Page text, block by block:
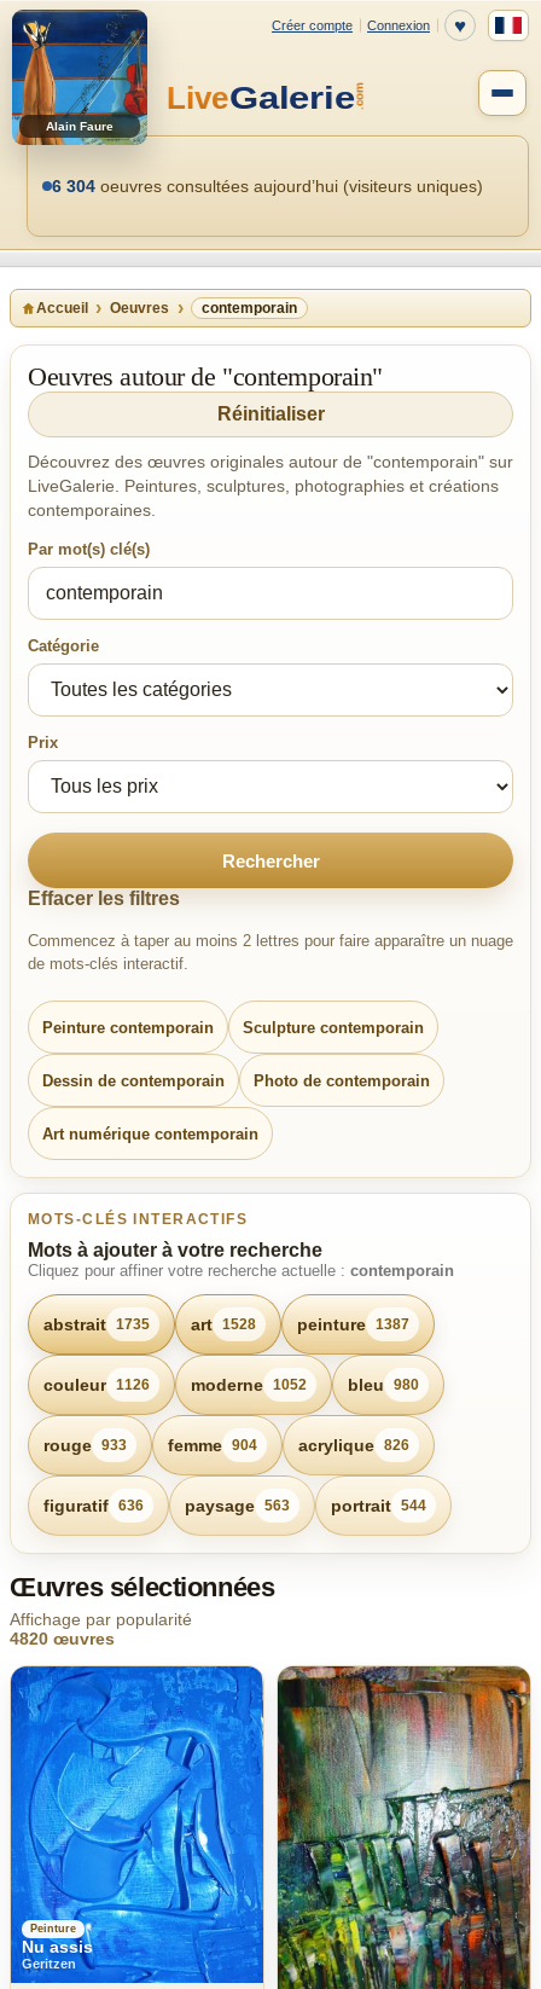
Alain Faure
6 304 oeuvres consultées aujourd’hui (visiteurs uniques)
Accueil Oeuvres contemporain
Oeuvres autour de "contemporain"
Réinitialiser
Découvrez des œuvres originales autour de "contemporain" sur
LiveGalerie. Peintures, sculptures, photographies et créations
contemporaines.
Par mot(s) clé(s)
Catégorie
Prix
Rechercher
Effacer les filtres
Commencez à taper au moins 2 lettres pour faire apparaître un nuage
de mots-clés interactif.
Peinture contemporain Sculpture contemporain
Dessin de contemporain Photo de contemporain
Art numérique contemporain
MOTS-CLÉS INTERACTIFS
Mots à ajouter à votre recherche
Cliquez pour affiner votre recherche actuelle : contemporain
abstrait 1735 art 1528 peinture 1387
couleur 1126 moderne 1052 bleu 980
rouge 933 femme 904 acrylique 826
figuratif 636 paysage 563 portrait 544
Œuvres sélectionnées
Affichage par popularité
4820 œuvres
Peinture
Nu assis
Geritzen